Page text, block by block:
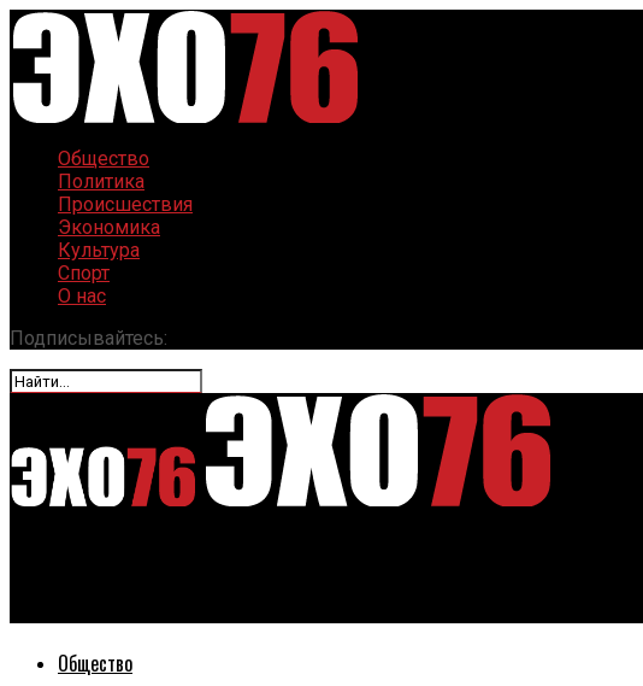
Общество
Политика
Происшествия
Экономика
Культура
Спорт
О нас
Подписывайтесь:
Общество